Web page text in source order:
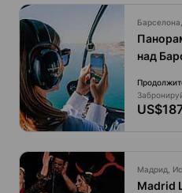
над
Мадрид,
Madrid